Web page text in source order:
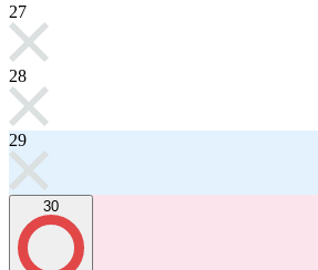
27
28
29
30